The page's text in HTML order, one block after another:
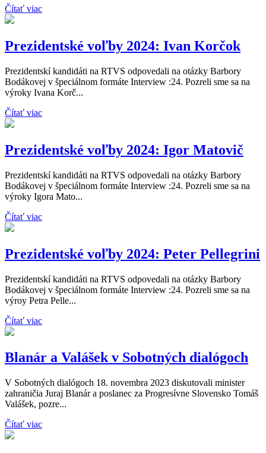
Čítať viac
Prezidentské voľby 2024: Ivan Korčok
Prezidentskí kandidáti na RTVS odpovedali na otázky Barbory
Bodákovej v špeciálnom formáte Interview :24. Pozreli sme sa na
výroky Ivana Korč...
Čítať viac
Prezidentské voľby 2024: Igor Matovič
Prezidentskí kandidáti na RTVS odpovedali na otázky Barbory
Bodákovej v špeciálnom formáte Interview :24. Pozreli sme sa na
výroky Igora Mato...
Čítať viac
Prezidentské voľby 2024: Peter Pellegrini
Prezidentskí kandidáti na RTVS odpovedali na otázky Barbory
Bodákovej v špeciálnom formáte Interview :24. Pozreli sme sa na
výroy Petra Pelle...
Čítať viac
Blanár a Valášek v Sobotných dialógoch
V Sobotných dialógoch 18. novembra 2023 diskutovali minister
zahraničia Juraj Blanár a poslanec za Progresívne Slovensko Tomáš
Valášek, pozre...
Čítať viac